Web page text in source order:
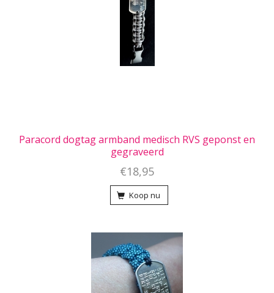
Paracord dogtag armband medisch RVS geponst en
gegraveerd
€18,95
Koop nu